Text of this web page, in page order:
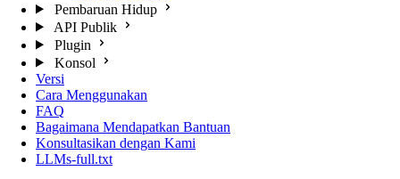
Pembaruan Hidup
API Publik
Plugin
Konsol
Versi
Cara Menggunakan
FAQ
Bagaimana Mendapatkan Bantuan
Konsultasikan dengan Kami
LLMs-full.txt